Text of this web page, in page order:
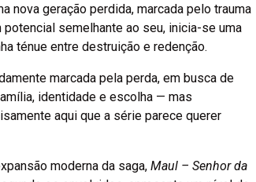
nova geração perdida, marcada pelo trauma
semelhante ao seu, inicia-se uma
ténue entre destruição e redenção.
marcada pela perda, em busca de
identidade e escolha — mas
aqui que a série parece querer
moderna da saga, Maul – Senhor da